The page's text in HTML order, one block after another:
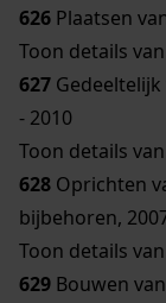
626 Plaatsen
Toon details
627
- 2010
Toon details
628 Oprichten
bijbehoren,
Toon details
629 Bouwen